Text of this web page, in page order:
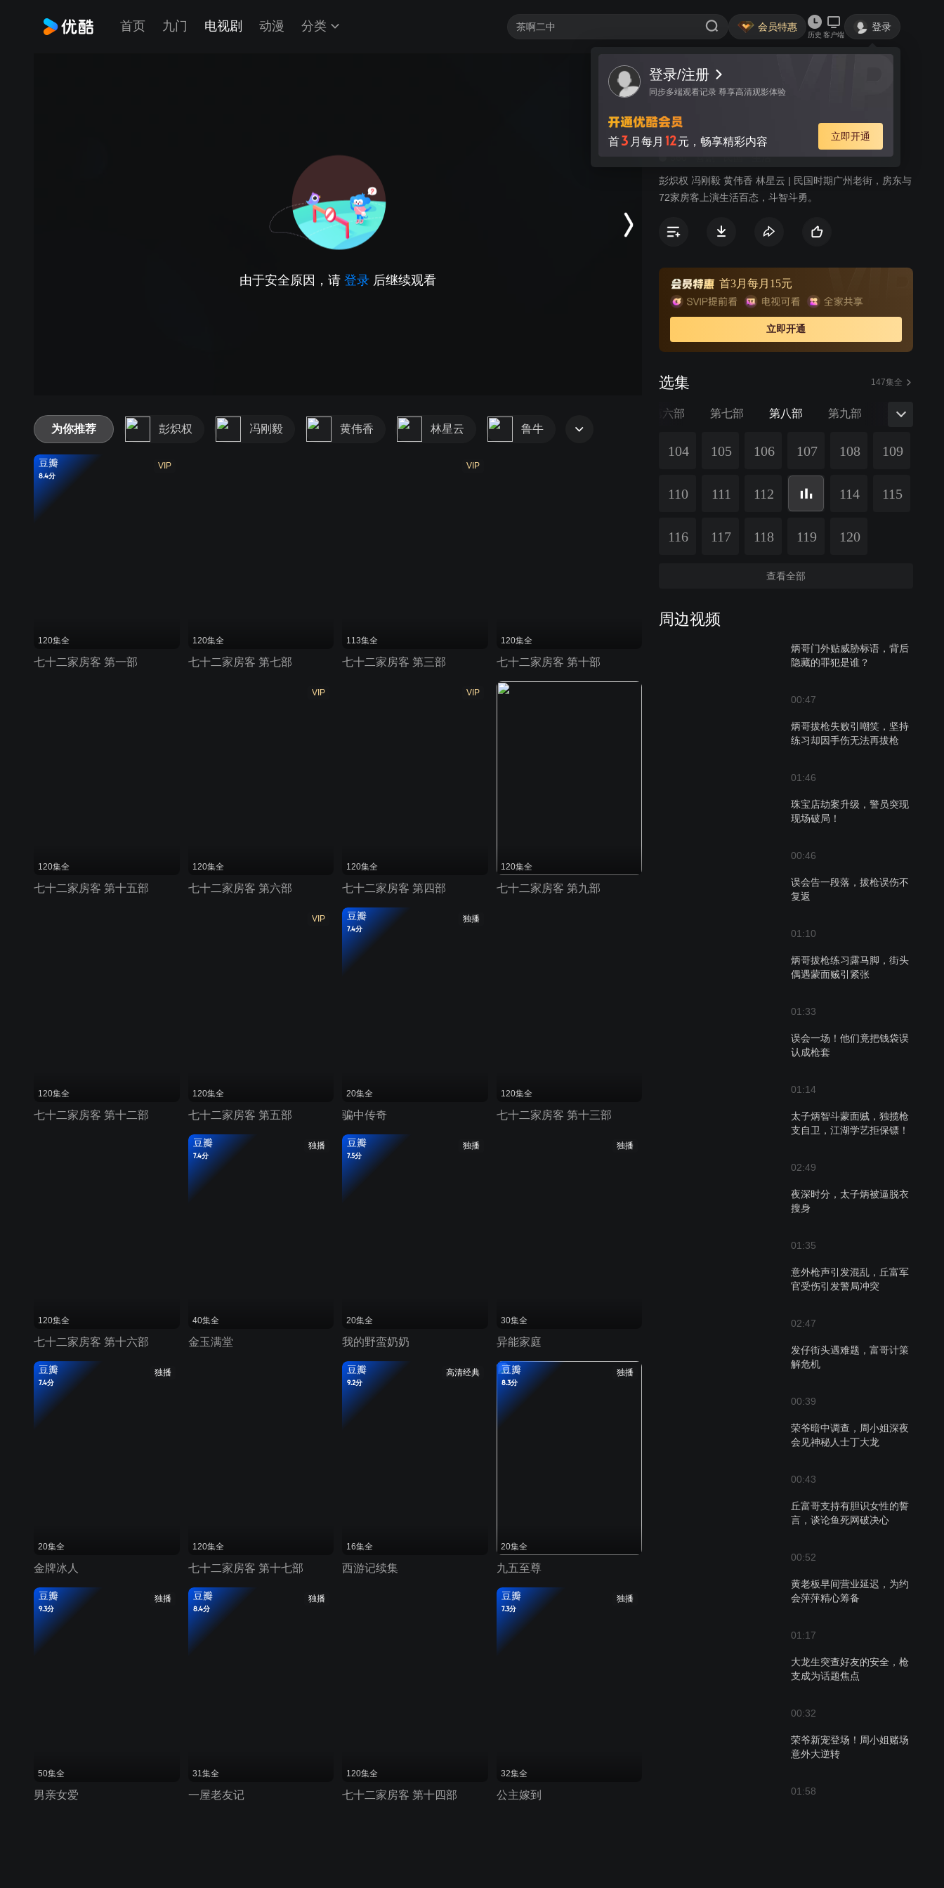
首页 九门 电视剧 动漫 分类 会员特惠
历史 客户端
登录
登录/注册
同步多端观看记录 尊享高清观影体验
首3 月每月 12元，畅享精彩内容 立即开通
由于安全原因，请 登录 后继续观看
视频 讨论
七十二家房客 第八部 简介
生活
彭炽权 冯刚毅 黄伟香 林星云 | 民国时期广州老街，房东与
72家房客上演生活百态，斗智斗勇。
首3月每月15元
立即开通
选集 147集全
第六部 第七部 第八部 第九部 第十部
104 105 106 107 108 109
110 111 112 114 115
116 117 118 119 120
查看全部
周边视频
炳哥门外贴威胁标语，背后
隐藏的罪犯是谁？
00:47
炳哥拔枪失败引嘲笑，坚持
练习却因手伤无法再拔枪
01:46
珠宝店劫案升级，警员突现
现场破局！
00:46
误会告一段落，拔枪误伤不
复返
01:10
炳哥拔枪练习露马脚，街头
偶遇蒙面贼引紧张
01:33
误会一场！他们竟把钱袋误
认成枪套
01:14
太子炳智斗蒙面贼，独揽枪
支自卫，江湖学艺拒保镖！
02:49
夜深时分，太子炳被逼脱衣
搜身
01:35
意外枪声引发混乱，丘富军
官受伤引发警局冲突
02:47
发仔街头遇难题，富哥计策
解危机
00:39
荣爷暗中调查，周小姐深夜
会见神秘人士丁大龙
00:43
丘富哥支持有胆识女性的誓
言，谈论鱼死网破决心
00:52
黄老板早间营业延迟，为约
会萍萍精心筹备
01:17
大龙生突查好友的安全，枪
支成为话题焦点
00:32
荣爷新宠登场！周小姐赌场
意外大逆转
01:58
为你推荐 彭炽权 冯刚毅 黄伟香 林星云 鲁牛
VIP
豆瓣
8.4分
120集全
七十二家房客 第一部
120集全
七十二家房客 第七部
VIP
113集全
七十二家房客 第三部
120集全
七十二家房客 第十部
120集全
七十二家房客 第十五部
VIP
120集全
七十二家房客 第六部
VIP
120集全
七十二家房客 第四部
120集全
七十二家房客 第九部
120集全
七十二家房客 第十二部
VIP
120集全
七十二家房客 第五部
独播
豆瓣
7.4分
20集全
骗中传奇
120集全
七十二家房客 第十三部
120集全
七十二家房客 第十六部
独播
豆瓣
7.4分
40集全
金玉满堂
独播
豆瓣
7.5分
20集全
我的野蛮奶奶
独播
30集全
异能家庭
独播
豆瓣
7.4分
20集全
金牌冰人
120集全
七十二家房客 第十七部
高清经典
豆瓣
9.2分
16集全
西游记续集
独播
豆瓣
8.3分
20集全
九五至尊
独播
豆瓣
9.3分
50集全
男亲女爱
独播
豆瓣
8.4分
31集全
一屋老友记
120集全
七十二家房客 第十四部
独播
豆瓣
7.3分
32集全
公主嫁到